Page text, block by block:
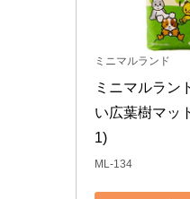
ミニマルランド
ミニマルラン
い広葉樹マッ
1)
ML-134